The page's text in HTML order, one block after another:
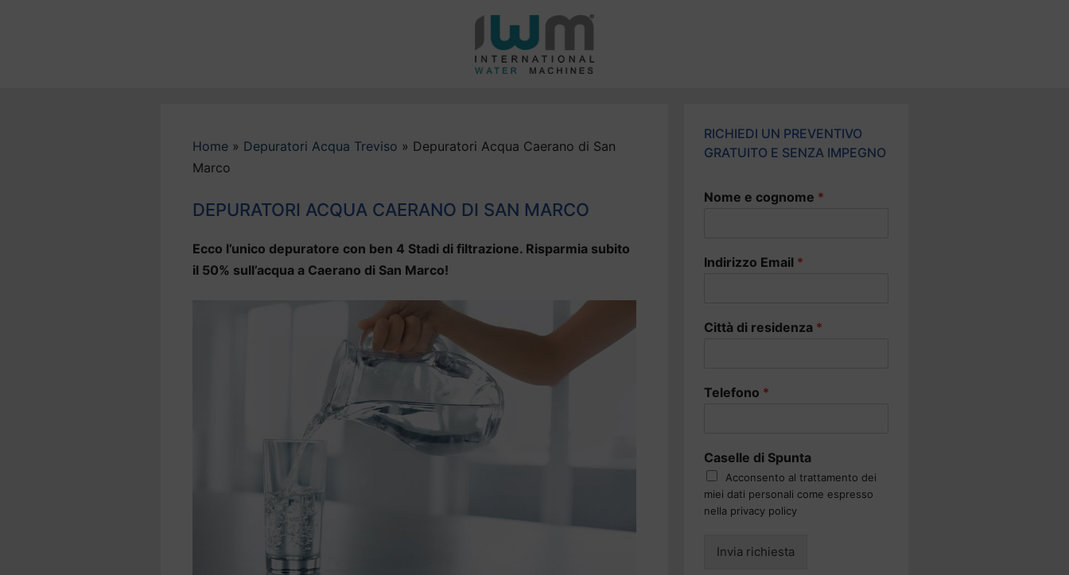
Home » Depuratori Acqua Treviso » Depuratori Acqua Caerano di San
Marco
DEPURATORI ACQUA CAERANO DI SAN MARCO
Ecco l’unico depuratore con ben 4 Stadi di filtrazione. Risparmia subito
il 50% sull’acqua a Caerano di San Marco!
RICHIEDI UN PREVENTIVO
GRATUITO E SENZA IMPEGNO
Nome e cognome *
Indirizzo Email *
Città di residenza *
Telefono *
Caselle di Spunta
Acconsento al trattamento dei
miei dati personali come espresso
nella privacy policy
Invia richiesta